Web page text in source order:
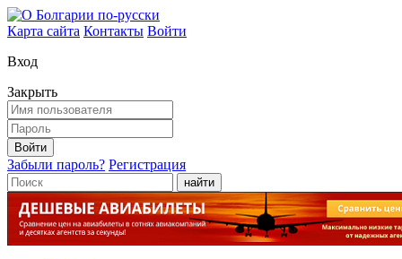
Карта сайта Контакты Войти
Вход
Закрыть
Войти
Забыли пароль? Регистрация
найти